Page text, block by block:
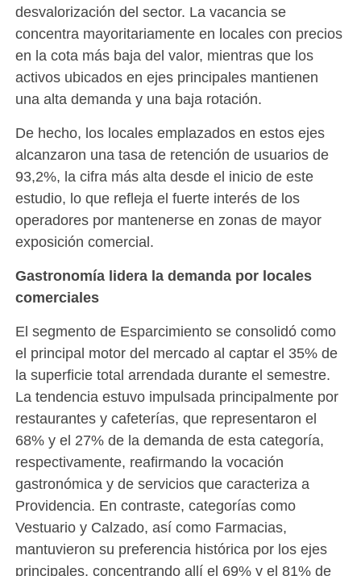
desvalorización del sector. La vacancia se
concentra mayoritariamente en locales con precios
en la cota más baja del valor, mientras que los
activos ubicados en ejes principales mantienen
una alta demanda y una baja rotación.
De hecho, los locales emplazados en estos ejes
alcanzaron una tasa de retención de usuarios de
93,2%, la cifra más alta desde el inicio de este
estudio, lo que refleja el fuerte interés de los
operadores por mantenerse en zonas de mayor
exposición comercial.
Gastronomía lidera la demanda por locales
comerciales
El segmento de Esparcimiento se consolidó como
el principal motor del mercado al captar el 35% de
la superficie total arrendada durante el semestre.
La tendencia estuvo impulsada principalmente por
restaurantes y cafeterías, que representaron el
68% y el 27% de la demanda de esta categoría,
respectivamente, reafirmando la vocación
gastronómica y de servicios que caracteriza a
Providencia. En contraste, categorías como
Vestuario y Calzado, así como Farmacias,
mantuvieron su preferencia histórica por los ejes
principales, concentrando allí el 69% y el 81% de